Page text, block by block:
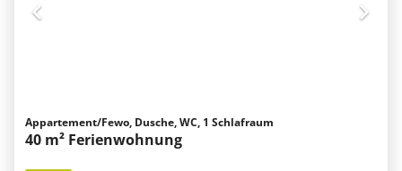
Appartement/Fewo, Dusche, WC, 1 Schlafraum
40 m² Ferienwohnung